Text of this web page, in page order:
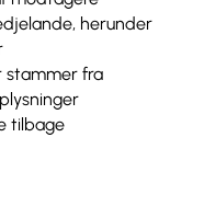
herunder
stammer fra
tilbage